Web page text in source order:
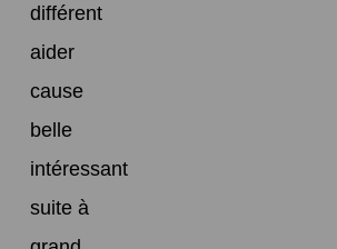
différent
aider
cause
belle
intéressant
suite à